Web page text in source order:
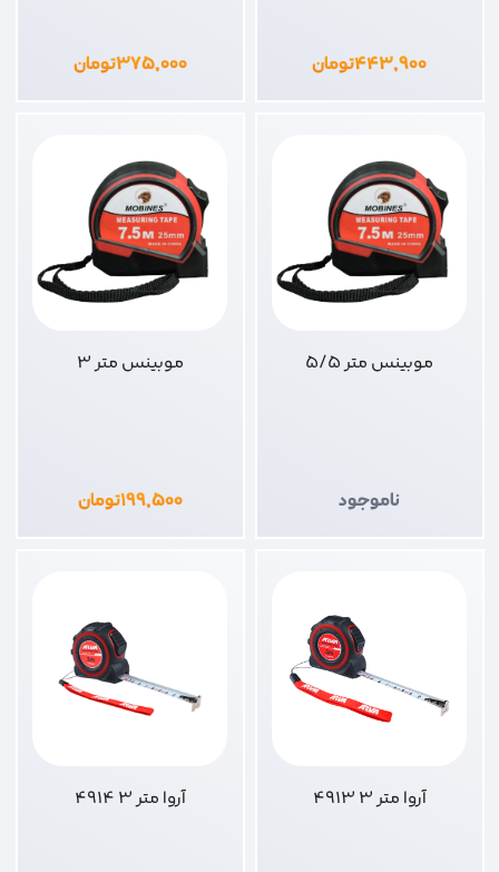
۴۴۳,۹۰۰تومان ۳۷۵,۰۰۰تومان
موبینس متر 5/5
ناموجود
موبینس متر 3
۱۹۹,۵۰۰تومان
آروا متر 3 4913 آروا متر 3 4914